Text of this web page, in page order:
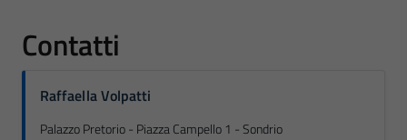
Contatti
Raffaella Volpatti
Palazzo Pretorio - Piazza Campello 1 - Sondrio